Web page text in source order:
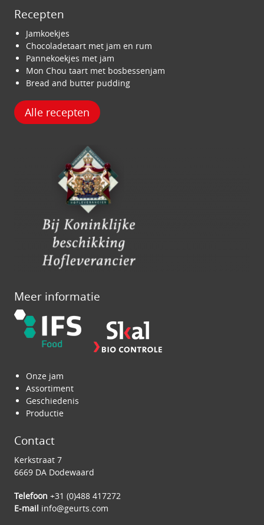
Recepten
Jamkoekjes
Chocoladetaart met jam en rum
Pannekoekjes met jam
Mon Chou taart met bosbessenjam
Bread and butter pudding
Alle recepten
Meer informatie
Onze jam
Assortiment
Geschiedenis
Productie
Contact
Kerkstraat 7
6669 DA Dodewaard
Telefoon +31 (0)488 417272
E-mail info@geurts.com